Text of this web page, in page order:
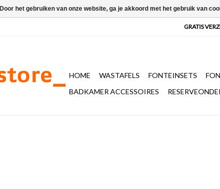
HOME WASTAFELS FONTEINSETS
BADKAMER ACCESSOIRES
Door het gebruiken van onze website, ga je akkoord met het gebruik van